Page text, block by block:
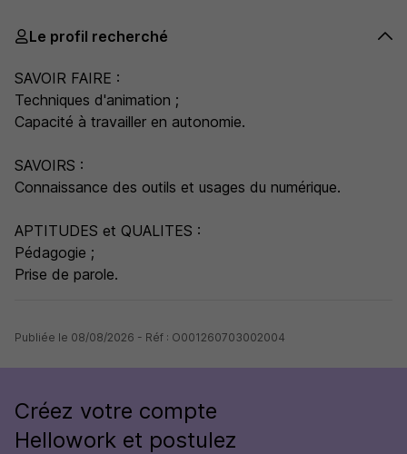
Le profil recherché
SAVOIR FAIRE :
Techniques d'animation ;
Capacité à travailler en autonomie.
SAVOIRS :
Connaissance des outils et usages du numérique.
APTITUDES et QUALITES :
Pédagogie ;
Prise de parole.
Publiée le 08/08/2026 - Réf : O001260703002004
Créez votre compte
Hellowork et postulez